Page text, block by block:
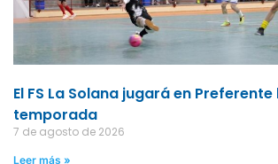
El FS La Solana jugará en
temporada
7 de agosto de 2026
Leer más »